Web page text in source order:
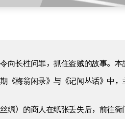
向长栍问罪，抓住盗贼的故事。
《梅翁闲录》与《记闻丛话》中，
绸）的商人在纸张丢失后，前往